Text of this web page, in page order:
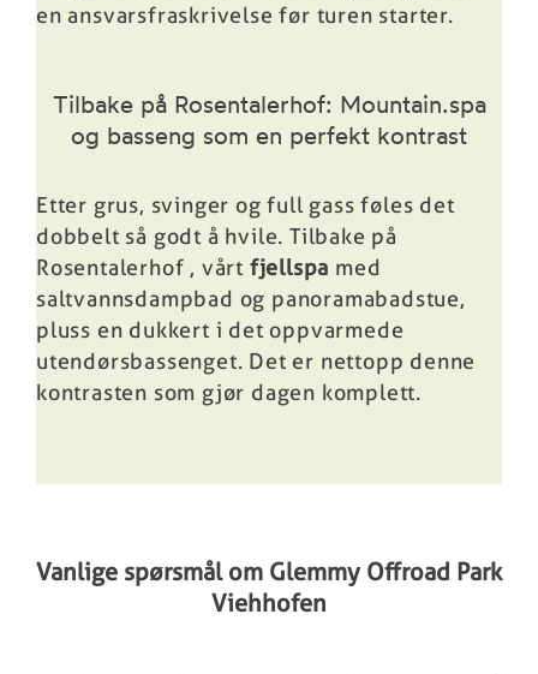
en ansvarsfraskrivelse før turen starter.
Tilbake på Rosentalerhof: Mountain.spa
og basseng som en perfekt kontrast
Etter grus, svinger og full gass føles det
dobbelt så godt å hvile. Tilbake på
Rosentalerhof , vårt fjellspa med
saltvannsdampbad og panoramabadstue,
pluss en dukkert i det oppvarmede
utendørsbassenget. Det er nettopp denne
kontrasten som gjør dagen komplett.
Vanlige spørsmål om Glemmy Offroad Park
Viehhofen